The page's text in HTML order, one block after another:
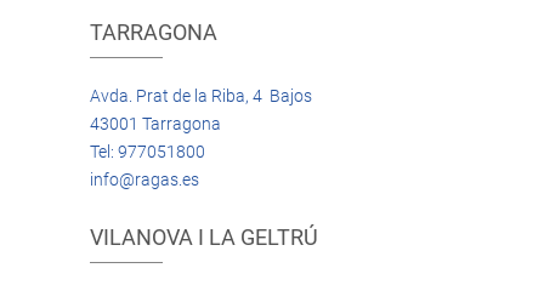
TARRAGONA
Avda. Prat de la Riba, 4 Bajos
43001 Tarragona
Tel: 977051800
info@ragas.es
VILANOVA I LA GELTRÚ